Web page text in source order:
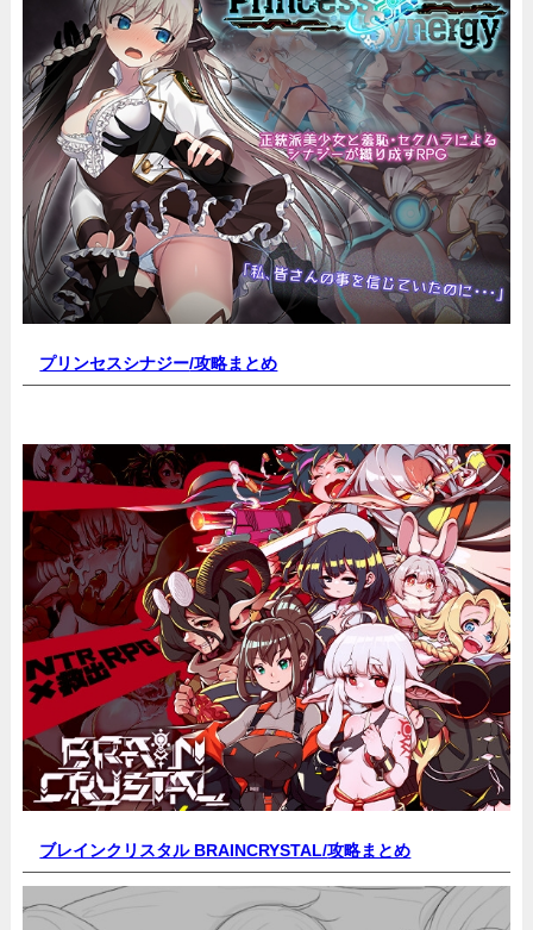
プリンセスシナジー/攻略まとめ
ブレインクリスタル BRAINCRYSTAL/攻略まとめ